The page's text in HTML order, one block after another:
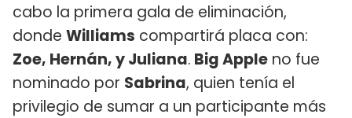
cabo la primera gala de eliminación,
donde Williams compartirá placa con:
Zoe, Hernán, y Juliana. Big Apple no fue
nominado por Sabrina, quien tenía el
privilegio de sumar a un participante más